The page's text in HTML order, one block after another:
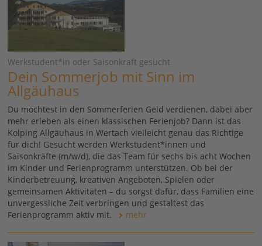
Werkstudent*in oder Saisonkraft gesucht
Dein Sommerjob mit Sinn im
Allgäuhaus
Du möchtest in den Sommerferien Geld verdienen, dabei aber
mehr erleben als einen klassischen Ferienjob? Dann ist das
Kolping Allgäuhaus in Wertach vielleicht genau das Richtige
für dich! Gesucht werden Werkstudent*innen und
Saisonkräfte (m/w/d), die das Team für sechs bis acht Wochen
im Kinder und Ferienprogramm unterstützen. Ob bei der
Kinderbetreuung, kreativen Angeboten, Spielen oder
gemeinsamen Aktivitäten – du sorgst dafür, dass Familien eine
unvergessliche Zeit verbringen und gestaltest das
Ferienprogramm aktiv mit.
mehr